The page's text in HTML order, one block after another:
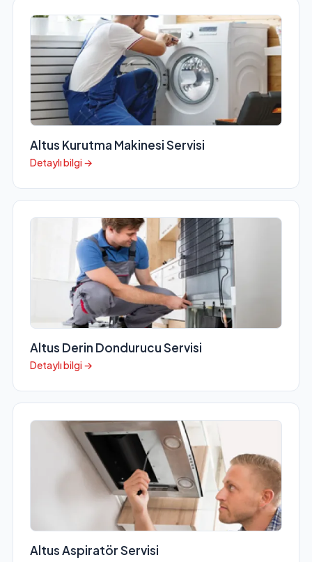
Altus Kurutma Makinesi Servisi
Detaylı bilgi →
Altus Derin Dondurucu Servisi
Detaylı bilgi →
Altus Aspiratör Servisi